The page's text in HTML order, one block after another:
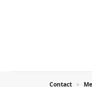
Contact